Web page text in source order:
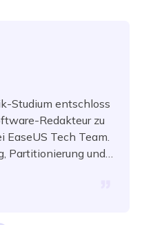
Studium entschloss
Redakteur zu
Tech Team.
Partitionierung und